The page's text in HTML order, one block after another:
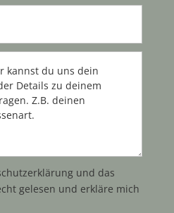
und das
gelesen und erkläre mich